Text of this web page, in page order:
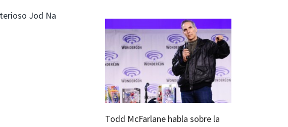
Jod Na
Todd McFarlane habla sobre la